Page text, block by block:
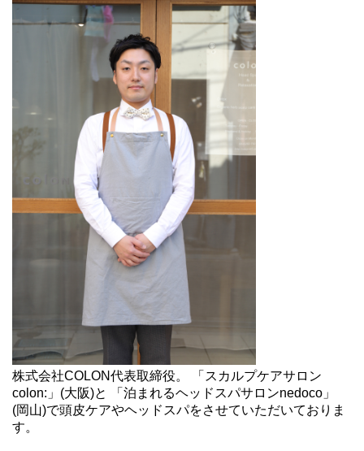
株式会社COLON代表取締役。 「スカルプケアサロン
colon:」(大阪)と 「泊まれるヘッドスパサロンnedoco」
(岡山)で頭皮ケアやヘッドスパをさせていただいておりま
す。